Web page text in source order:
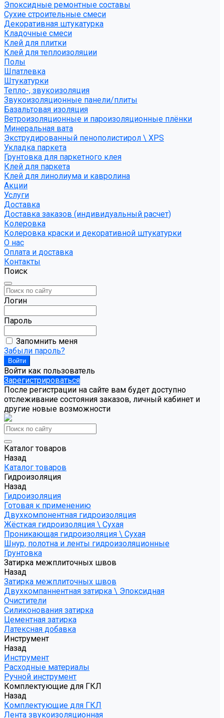
Эпоксидные ремонтные составы
Сухие строительные смеси
Декоративная штукатурка
Кладочные смеси
Клей для плитки
Клей для теплоизоляции
Полы
Шпатлевка
Штукатурки
Тепло-, звукоизоляция
Звукоизоляционные панели/плиты
Базальтовая изоляция
Ветроизоляционные и пароизоляционные плёнки
Минеральная вата
Экструдированный пенополистирол \ XPS
Укладка паркета
Грунтовка для паркетного клея
Клей для паркета
Клей для линолиума и кавролина
Акции
Услуги
Доставка
Доставка заказов (индивидуальный расчет)
Колеровка
Колеровка краски и декоративной штукатурки
О нас
Оплата и доставка
Контакты
Поиск
Логин
Пароль
Запомнить меня
Забыли пароль?
Войти как пользователь
Зарегистрироваться
После регистрации на сайте вам будет доступно
отслеживание состояния заказов, личный кабинет и
другие новые возможности
Каталог товаров
Назад
Каталог товаров
Гидроизоляция
Назад
Гидроизоляция
Готовая к применению
Двухкомпонентная гидроизоляция
Жёсткая гидроизоляция \ Сухая
Проникающая гидроизоляция \ Сухая
Шнур, полотна и ленты гидроизоляционные
Грунтовка
Затирка межплиточных швов
Назад
Затирка межплиточных швов
Двухкомпаннентная затирка \ Эпоксидная
Очистители
Силиконования затирка
Цементная затирка
Латексная добавка
Инструмент
Назад
Инструмент
Расходные материалы
Ручной инструмент
Комплектующие для ГКЛ
Назад
Комплектующие для ГКЛ
Лента звукоизоляционная